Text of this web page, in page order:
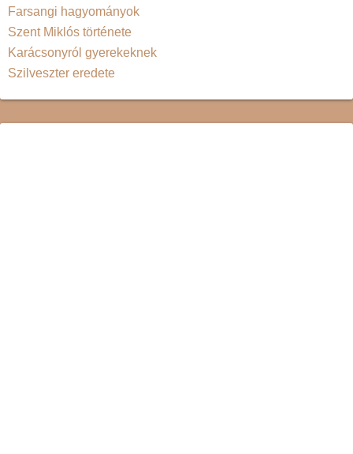
Farsangi hagyományok
Szent Miklós története
Karácsonyról gyerekeknek
Szilveszter eredete